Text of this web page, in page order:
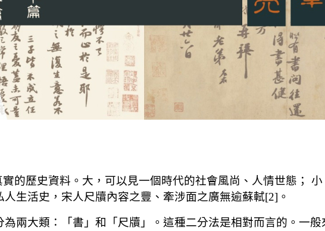
的歷史資料。大，可以見一個時代的社會風尚、人情世態；
人生活史，宋人尺牘內容之豐、牽涉面之廣無逾蘇軾[2]。
兩大類：「書」和「尺牘」。這種二分法是相對而言的。一